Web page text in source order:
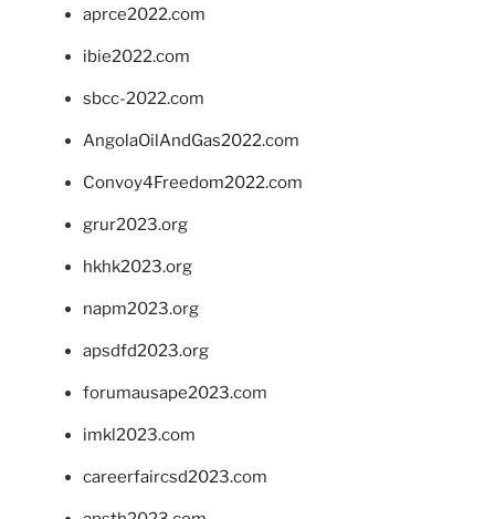
aprce2022.com
ibie2022.com
sbcc-2022.com
AngolaOilAndGas2022.com
Convoy4Freedom2022.com
grur2023.org
hkhk2023.org
napm2023.org
apsdfd2023.org
forumausape2023.com
imkl2023.com
careerfaircsd2023.com